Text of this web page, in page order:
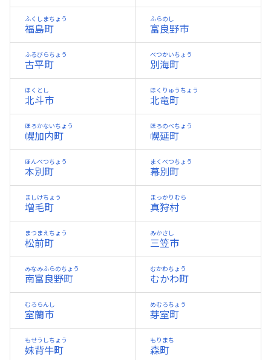
福島町
ふくしまちょう
富良野市
ふらのし
古平町
ふるびらちょう
別海町
べつかいちょう
北斗市
ほくとし
北竜町
ほくりゅうちょう
幌加内町
ほろかないちょう
幌延町
ほろのべちょう
本別町
ほんべつちょう
幕別町
まくべつちょう
増毛町
ましけちょう
真狩村
まっかりむら
松前町
まつまえちょう
三笠市
みかさし
南富良野町
みなみふらのちょう
むかわ町
むかわちょう
室蘭市
むろらんし
芽室町
めむろちょう
妹背牛町
もせうしちょう
森町
もりまち